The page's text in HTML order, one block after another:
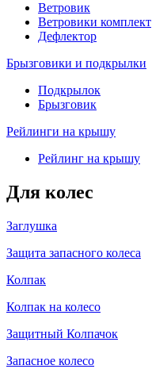
Ветровик
Ветровики комплект
Дефлектор
Брызговики и подкрылки
Подкрылок
Брызговик
Рейлинги на крышу
Рейлинг на крышу
Для колес
Заглушка
Защита запасного колеса
Колпак
Колпак на колесо
Защитный Колпачок
Запасное колесо